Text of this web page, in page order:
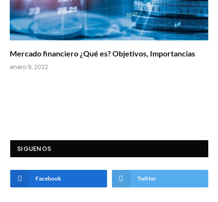
Mercado financiero ¿Qué es? Objetivos, Importancias
enero 9, 2022
SIGUENOS
Facebook Twitter